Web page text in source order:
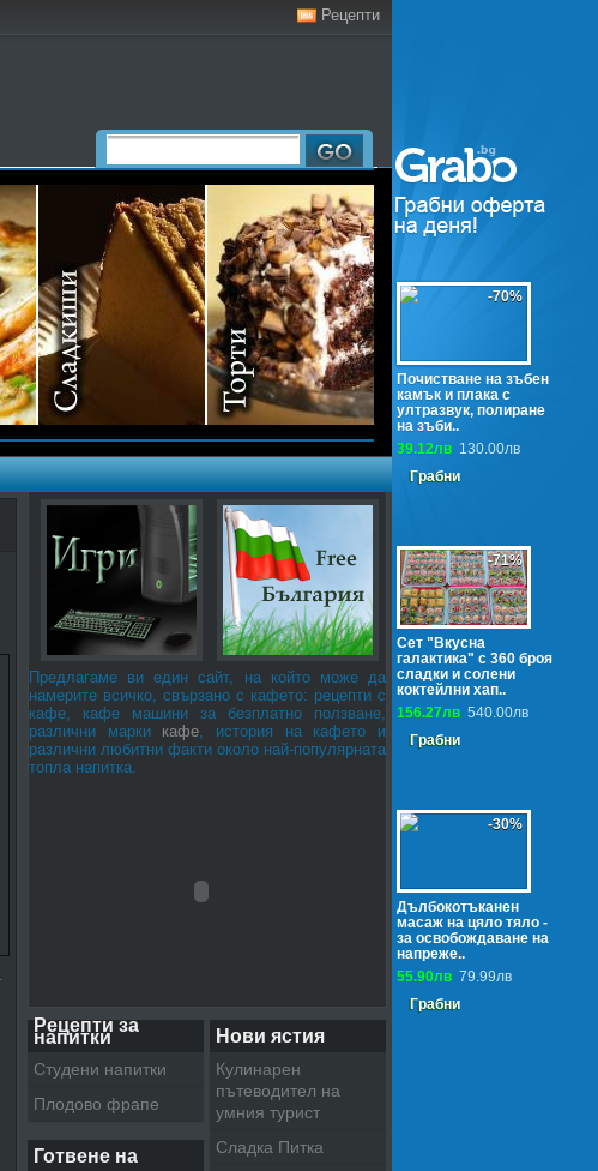
-70%
Почистване на зъбен
камък и плака с
ултразвук, полиране
на зъби..
39.12лв 130.00лв
Грабни
-71%
Сет "Вкусна
галактика" с 360 броя
сладки и солени
коктейлни хап..
156.27лв 540.00лв
Грабни
-30%
Дълбокотъканен
масаж на цяло тяло -
за освобождаване на
напреже..
55.90лв 79.99лв
Грабни
Рецепти
Предлагаме ви един сайт, на който може да
намерите всичко, свързано с кафето: рецепти с
кафе, кафе машини за безплатно ползване,
различни марки кафе, история на кафето и
различни любитни факти около най-популярната
топла напитка.
Нови ястия
Кулинарен
пътеводител на
умния турист
Сладка Питка
Рецепти за
напитки
Студени напитки
Плодово фрапе
Готвене на